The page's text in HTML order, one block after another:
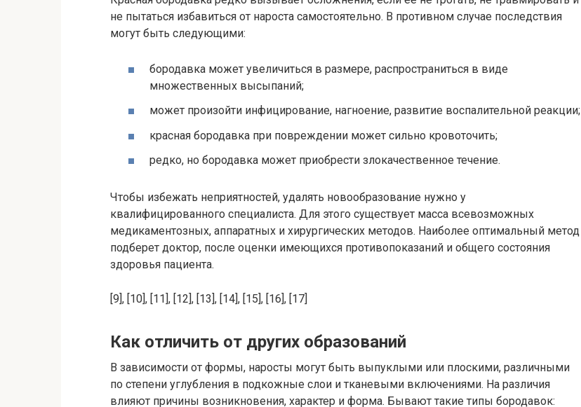
не пытаться избавиться от нароста самостоятельно. В противном случае последствия
могут быть следующими:
бородавка может увеличиться в размере, распространиться в виде
множественных высыпаний;
может произойти инфицирование, нагноение, развитие воспалительной реакции;
красная бородавка при повреждении может сильно кровоточить;
редко, но бородавка может приобрести злокачественное течение.
Чтобы избежать неприятностей, удалять новообразование нужно у
квалифицированного специалиста. Для этого существует масса всевозможных
медикаментозных, аппаратных и хирургических методов. Наиболее оптимальный метод
подберет доктор, после оценки имеющихся противопоказаний и общего состояния
здоровья пациента.
[9], [10], [11], [12], [13], [14], [15], [16], [17]
Как отличить от других образований
В зависимости от формы, наросты могут быть выпуклыми или плоскими, различными
по степени углубления в подкожные слои и тканевыми включениями. На различия
влияют причины возникновения, характер и форма. Бывают такие типы бородавок: